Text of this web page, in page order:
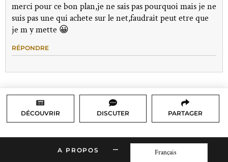
merci pour ce bon plan,je ne sais pas pourquoi mais je ne
suis pas une qui achete sur le net,faudrait peut etre que
je m y mette 😀
RÉPONDRE
DÉCOUVRIR DISCUTER PARTAGER
A PROPOS – CONTACT
Français